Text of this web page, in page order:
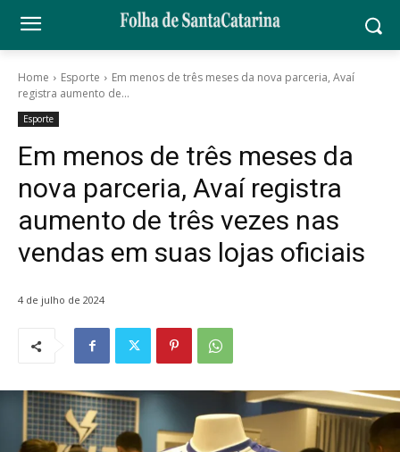
Home Esporte
Em menos de três meses da nova parceria, Avaí
registra aumento de...
Esporte
Em menos de três meses da
nova parceria, Avaí registra
aumento de três vezes nas
vendas em suas lojas oficiais
4 de julho de 2024